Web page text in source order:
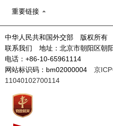
重要链接
中华人民共和国外交部 版权所有
联系我们 地址：北京市朝阳区
电话：+86-10-65961114
网站标识码：bm02000004 京
11040102700114